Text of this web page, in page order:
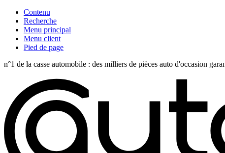
Contenu
Recherche
Menu principal
Menu client
Pied de page
n°1 de la casse automobile : des milliers de pièces auto